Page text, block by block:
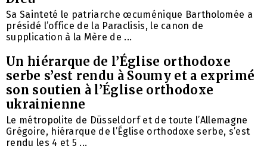
Sa Sainteté le patriarche œcuménique Bartholomée a
présidé l’office de la Paraclisis, le canon de
supplication à la Mère de ...
Un hiérarque de l’Église orthodoxe
serbe s’est rendu à Soumy et a exprimé
son soutien à l’Église orthodoxe
ukrainienne
Le métropolite de Düsseldorf et de toute l’Allemagne
Grégoire, hiérarque de l’Église orthodoxe serbe, s’est
rendu les 4 et 5 ...